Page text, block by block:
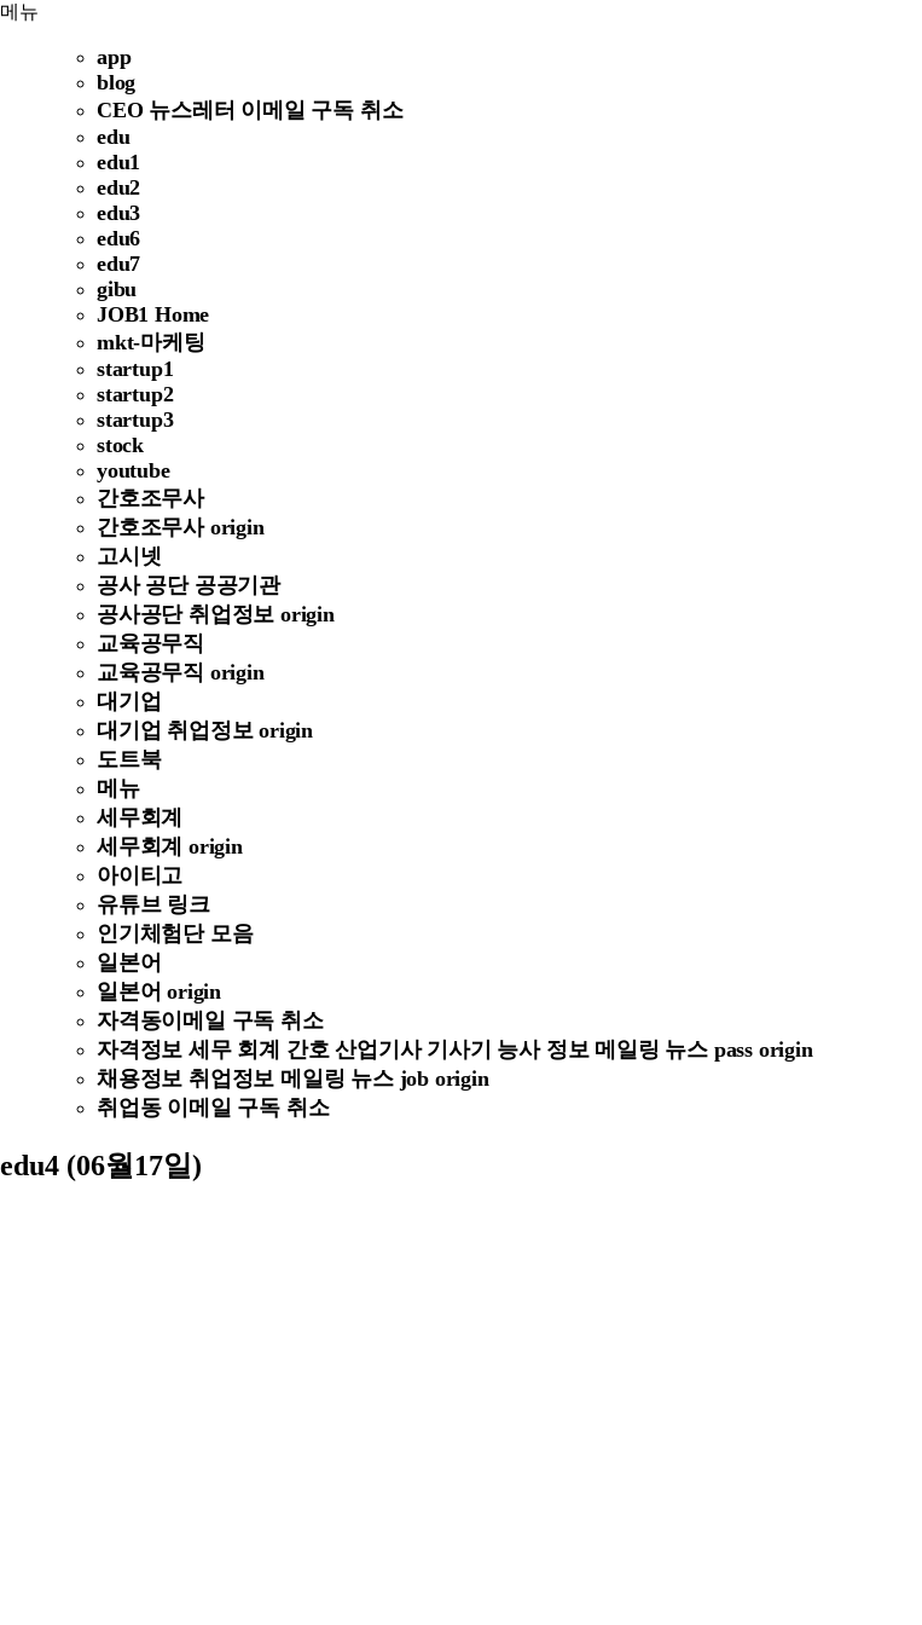
메뉴
app
blog
CEO 뉴스레터 이메일 구독 취소
edu
edu1
edu2
edu3
edu6
edu7
gibu
JOB1 Home
mkt-마케팅
startup1
startup2
startup3
stock
youtube
간호조무사
간호조무사 origin
고시넷
공사 공단 공공기관
공사공단 취업정보 origin
교육공무직
교육공무직 origin
대기업
대기업 취업정보 origin
도트북
메뉴
세무회계
세무회계 origin
아이티고
유튜브 링크
인기체험단 모음
일본어
일본어 origin
자격동이메일 구독 취소
자격정보 세무 회계 간호 산업기사 기사기 능사 정보 메일링 뉴스 pass origin
채용정보 취업정보 메일링 뉴스 job origin
취업동 이메일 구독 취소
edu4 (06월17일)